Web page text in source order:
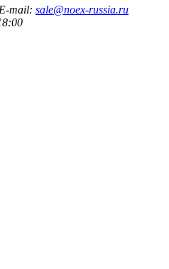
mail: sale@noex-russia.ru